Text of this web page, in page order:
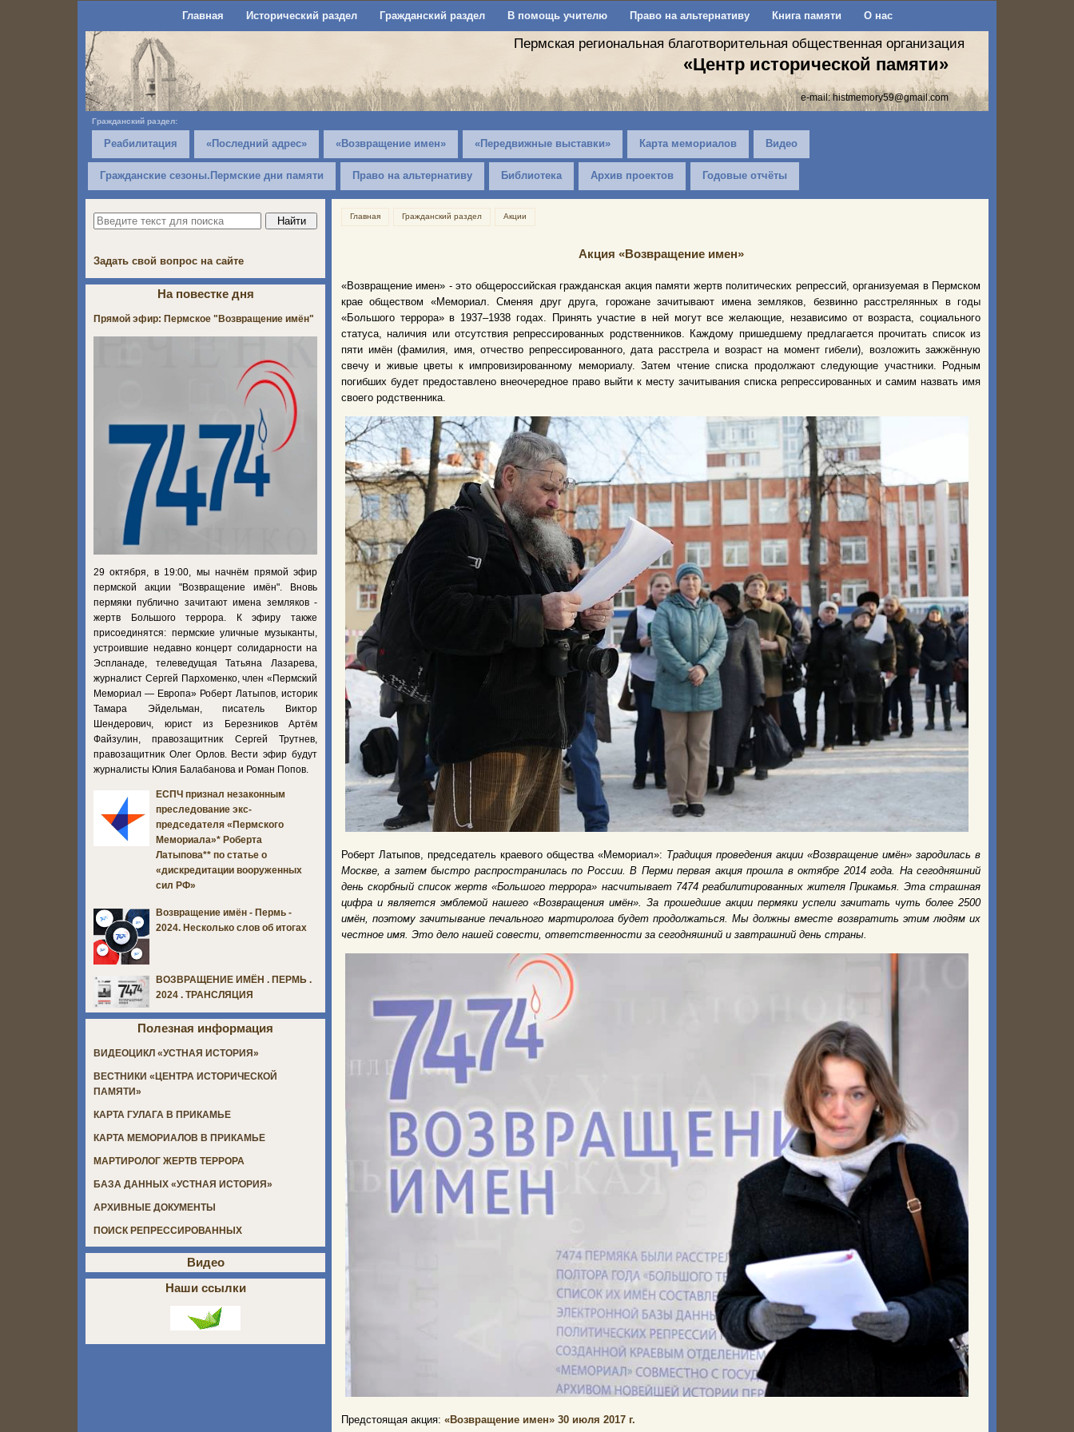
Главная Исторический раздел Гражданский раздел В помощь учителю Право на альтернативу Книга памяти О нас
Пермская региональная благотворительная общественная организация
«Центр исторической памяти»
e-mail:histmemory59@gmail.com
Гражданский раздел:
Реабилитация «Последний адрес» «Возвращение имен» «Передвижные выставки» Карта мемориалов Видео
Гражданские сезоны.Пермские дни памяти Право на альтернативу Библиотека Архив проектов Годовые отчёты
Главная Гражданский раздел Акции
Акция «Возвращение имен»
«Возвращение имен» - это общероссийская гражданская акция памяти жертв политических репрессий, организуемая в Пермском
крае обществом «Мемориал.Сменяя друг друга, горожане зачитывают имена земляков, безвинно расстрелянных в годы
«Большого террора» в 1937–1938 годах. Принять участие в ней могут все желающие, независимо от возраста, социального
статуса, наличия или отсутствия репрессированных родственников. Каждому пришедшему предлагается прочитать список из
пяти имён (фамилия, имя, отчество репрессированного, дата расстрела и возраст на момент гибели), возложить зажжённую
свечу и живые цветы к импровизированному мемориалу. Затем чтение списка продолжают следующие участники. Родным
погибших будет предоставлено внеочередное право выйти к месту зачитывания списка репрессированных и самим назвать имя
своего родственника.
Роберт Латыпов, председатель краевого общества «Мемориал»: Традиция проведения акции «Возвращение имён» зародилась в
Москве, а затем быстро распространилась по России. В Перми первая акция прошла в октябре 2014 года. На сегодняшний
день скорбный список жертв «Большого террора» насчитывает 7474 реабилитированных жителя Прикамья. Эта страшная
цифра и является эмблемой нашего «Возвращения имён». За прошедшие акции пермяки успели зачитать чуть более 2500
имён, поэтому зачитывание печального мартиролога будет продолжаться. Мы должны вместе возвратить этим людям их
честное имя. Это дело нашей совести, ответственности за сегодняшний и завтрашний день страны.
Предстоящая акция: «Возвращение имен» 30 июля 2017 г.
Задать свой вопрос на сайте
На повестке дня
Прямой эфир: Пермское "Возвращение имён"
29 октября, в 19:00, мы начнём прямой эфир
пермской акции "Возвращение имён". Вновь
пермяки публично зачитают имена земляков -
жертв Большого террора. К эфиру также
присоединятся: пермские уличные музыканты,
устроившие недавно концерт солидарности на
Эспланаде, телеведущая Татьяна Лазарева,
журналист Сергей Пархоменко, член «Пермский
Мемориал — Европа» Роберт Латыпов, историк
Тамара Эйдельман, писатель Виктор
Шендерович, юрист из Березников Артём
Файзулин, правозащитник Сергей Трутнев,
правозащитник Олег Орлов. Вести эфир будут
журналисты Юлия Балабанова и Роман Попов.
ЕСПЧ признал незаконным
преследование экс-
председателя «Пермского
Мемориала»* Роберта
Латыпова** по статье о
«дискредитации вооруженных
сил РФ»
Возвращение имён - Пермь -
2024. Несколько слов об итогах
ВОЗВРАЩЕНИЕ ИМЁН . ПЕРМЬ .
2024 . ТРАНСЛЯЦИЯ
Полезная информация
ВИДЕОЦИКЛ «УСТНАЯ ИСТОРИЯ»
ВЕСТНИКИ «ЦЕНТРА ИСТОРИЧЕСКОЙ
ПАМЯТИ»
КАРТА ГУЛАГА В ПРИКАМЬЕ
КАРТА МЕМОРИАЛОВ В ПРИКАМЬЕ
МАРТИРОЛОГ ЖЕРТВ ТЕРРОРА
БАЗА ДАННЫХ «УСТНАЯ ИСТОРИЯ»
АРХИВНЫЕ ДОКУМЕНТЫ
ПОИСК РЕПРЕССИРОВАННЫХ
Видео
Наши ссылки